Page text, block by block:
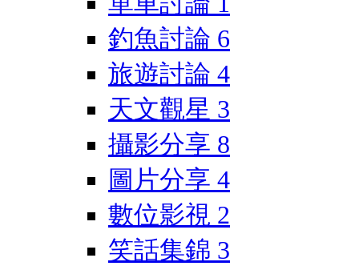
釣魚討論 6
旅遊討論 4
天文觀星 3
攝影分享 8
圖片分享 4
數位影視 2
笑話集錦 3